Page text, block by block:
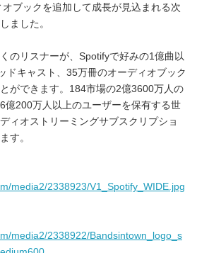
ブックを追加して成長が見込まれる次
ました。
のリスナーが、Spotifyで好みの1億曲以
ドキャスト、35万冊のオーディオブック
ができます。184市場の2億3600万人の
億200万人以上のユーザーを保有する世
ィオストリーミングサブスクリプショ
す。
media2/2338923/V1_Spotify_WIDE.jpg
media2/2338922/Bandsintown_logo_s